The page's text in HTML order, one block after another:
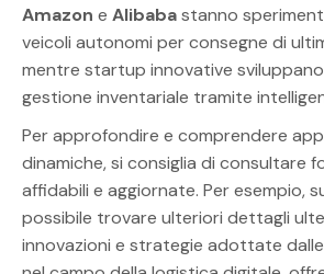
Amazon e Alibabastanno
veicoli autonomi per consegne di
mentre startup innovative
gestione inventariale tramite
Per approfondire e comprendere
dinamiche, si consiglia di consultare
affidabili e aggiornate. Per esempio,
possibile trovare ulteriori dettagli
innovazioni e strategie adottate